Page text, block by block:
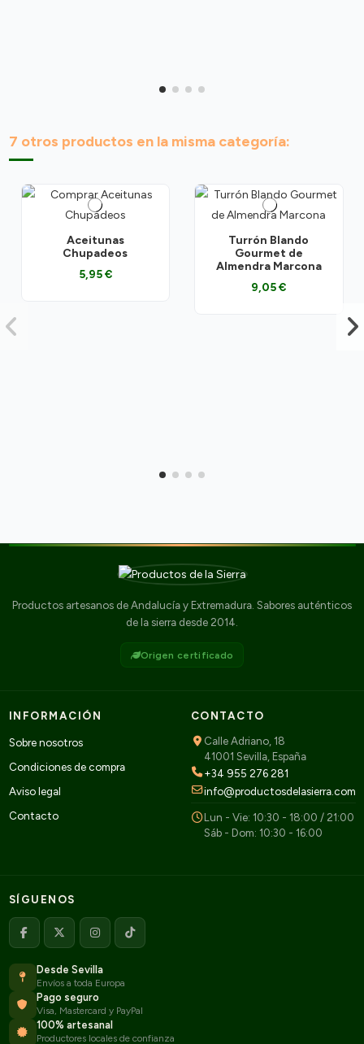
7 otros productos en la misma categoría:
Aceitunas
Chupadeos
5,95 €
Turrón Blando
Gourmet de
Almendra Marcona
9,05 €
Productos artesanos de Andalucía y Extremadura. Sabores auténticos
de la sierra desde 2014.
Origen certificado
INFORMACIÓN
Sobre nosotros
Condiciones de compra
Aviso legal
Contacto
CONTACTO
Calle Adriano, 18
41001 Sevilla, España
+34 955 276 281
info@productosdelasierra.com
Lun - Vie: 10:30 - 18:00 / 21:00
Sáb - Dom: 10:30 - 16:00
SÍGUENOS
Desde Sevilla
Envíos a toda Europa
Pago seguro
Visa, Mastercard y PayPal
100% artesanal
Productores locales de confianza